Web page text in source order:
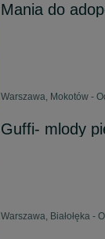
Mania do
Warszawa, Mokotów -
Guffi- mlody
Warszawa, Białołęka -